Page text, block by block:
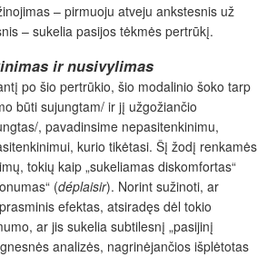
– pirmuoju atveju ankstesnis už
– sukelia pasijos tėkmės pertrūkį.
ir nusivylimas
po šio pertrūkio, šio modalinio šoko tarp
būti sujungtam/ ir jį užgožiančio
, pavadinsime nepasitenkinimu,
kurio tikėtasi. Šį žodį renkamės
tokių kaip „sukeliamas diskomfortas“
(déplaisir). Norint sužinoti, ar
efektas, atsiradęs dėl tokio
ar jis sukelia subtilesnį „pasijinį
analizės, nagrinėjančios išplėtotas